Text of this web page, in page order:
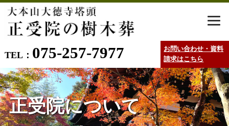
TEL： 075-257-7977
お問い合わせ・資料
請求はこちら
正受院について